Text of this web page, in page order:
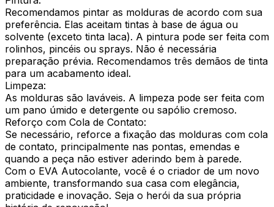
Recomendamos pintar as molduras de acordo com sua
preferência. Elas aceitam tintas à base de água ou
solvente (exceto tinta laca). A pintura pode ser feita com
rolinhos, pincéis ou sprays. Não é necessária
preparação prévia. Recomendamos três demãos de tinta
para um acabamento ideal.
Limpeza:
As molduras são laváveis. A limpeza pode ser feita com
um pano úmido e detergente ou sapólio cremoso.
Reforço com Cola de Contato:
Se necessário, reforce a fixação das molduras com cola
de contato, principalmente nas pontas, emendas e
quando a peça não estiver aderindo bem à parede.
Com o EVA Autocolante, você é o criador de um novo
ambiente, transformando sua casa com elegância,
praticidade e inovação. Seja o herói da sua própria